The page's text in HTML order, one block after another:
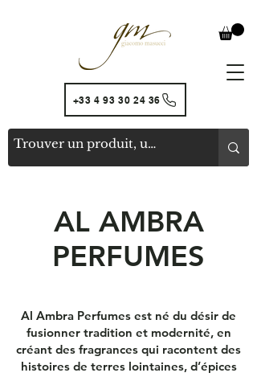
+33 4 93 30 24 36
AL AMBRA
PERFUMES
Al Ambra Perfumes est né du désir de
fusionner tradition et modernité, en
créant des fragrances qui racontent des
histoires de terres lointaines, d’épices